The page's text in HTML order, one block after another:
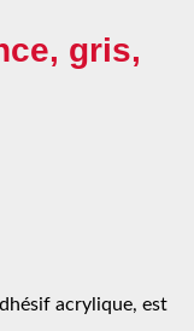
gris,
acrylique, est